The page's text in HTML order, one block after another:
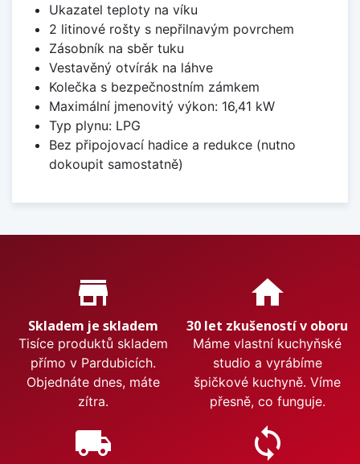
Ukazatel teploty na víku
2 litinové rošty s nepřilnavým povrchem
Zásobník na sběr tuku
Vestavěný otvírák na láhve
Kolečka s bezpečnostním zámkem
Maximální jmenovitý výkon: 16,41 kW
Typ plynu: LPG
Bez připojovací hadice a redukce (nutno
dokoupit samostatně)
Proč nakupovat u nás?
store_mall_directory
Skladem je skladem
Tisíce produktů skladem
přímo v Pardubicích.
Objednáte dnes, máte
zítra.
home
30 let zkušeností v oboru
Máme vlastní kuchyňské
studio a vyrábíme
špičkové kuchyně. Víme
přesně, co funguje.
local_shipping sync